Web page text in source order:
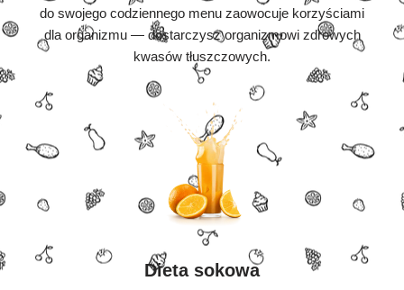
do swojego codziennego menu zaowocuje korzyściami
dla organizmu — dostarczysz organizmowi zdrowych
kwasów tłuszczowych.
Dieta sokowa